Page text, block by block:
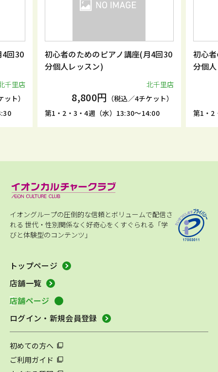
4回30
千里店
ト）
初心者のためのピアノ講座(月4回30
分個人レッスン)
北千里店
8,800円 （税込／4チケット）
第1・2・3・4週（水）13:30～14:00
初心
分個
第1・2
イオングループの圧倒的な信頼とボリュームで配信さ
れる 世代・性別関係なく好奇心をくすぐられる「学
びと体験型のコンテンツ」
トップページ
店舗一覧
店舗ページ
ログイン・新規会員登録
初めての方へ
ご利用ガイド